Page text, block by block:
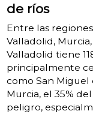
de ríos
Entre las
Valladolid,
Valladolid tiene
principalmente
como San Miguel
Murcia, el 35%
peligro,